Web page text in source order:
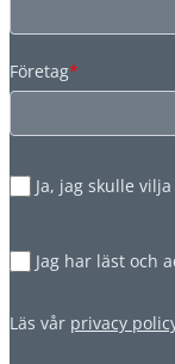
Företag*
Ja, jag skulle
Jag har läst och
Läs vår privacy